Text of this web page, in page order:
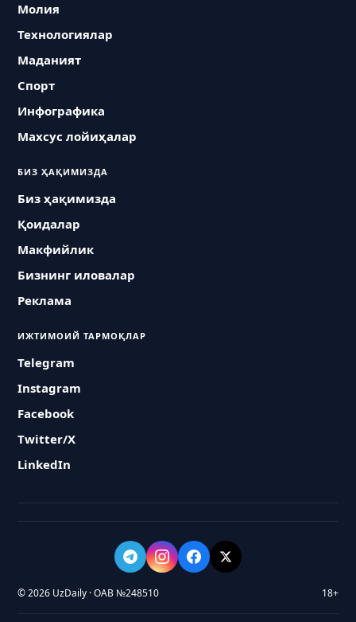
Молия
Технологиялар
Маданият
Спорт
Инфографика
Махсус лойиҳалар
БИЗ ҲАҚИМИЗДА
Биз ҳақимизда
Қоидалар
Макфийлик
Бизнинг иловалар
Реклама
ИЖТИМОИЙ ТАРМОҚЛАР
Telegram
Instagram
Facebook
Twitter/X
LinkedIn
© 2026 UzDaily · ОАВ №248510 18+